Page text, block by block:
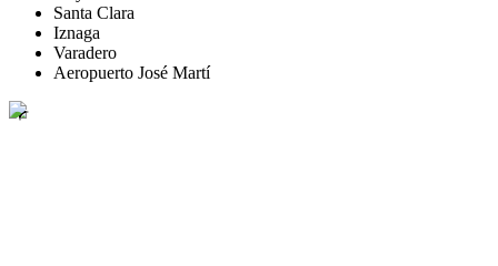
Santa Clara
Iznaga
Varadero
Aeropuerto José Martí